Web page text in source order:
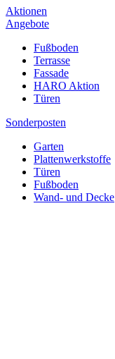
Aktionen
Angebote
Fußboden
Terrasse
Fassade
HARO Aktion
Türen
Sonderposten
Garten
Plattenwerkstoffe
Türen
Fußboden
Wand- und Decke